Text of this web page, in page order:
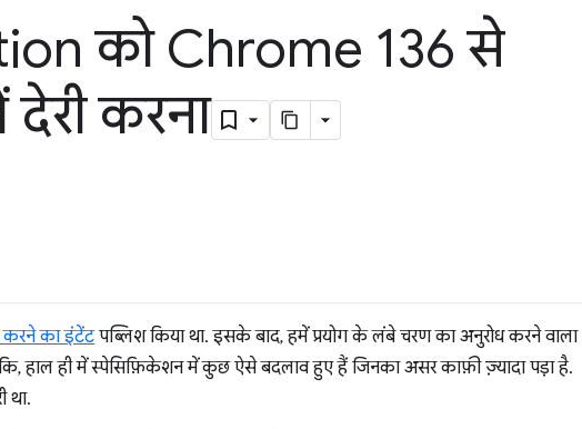
को Chrome 136 से
करना
का इंटेंटपब्लिश किया था. इसके बाद, हमें प्रयोग के लंबे चरण का अनुरोध करने वाला
हाल ही में स्पेसिफ़िकेशन में कुछ ऐसे बदलाव हुए हैं जिनका असर काफ़ी ज़्यादा पड़ा है.
था.